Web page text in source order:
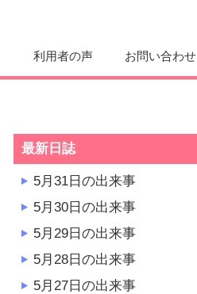
利用者の声 お問い合わせ
最新日誌
5月31日の出来事
5月30日の出来事
5月29日の出来事
5月28日の出来事
5月27日の出来事